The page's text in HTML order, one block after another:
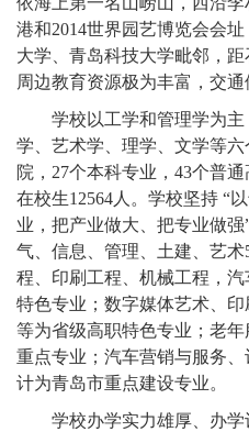
港和2014世界园艺博览会会
大学、青岛科技大学毗邻，距
周边教育资源极为丰富，交通
学校以工学和管理学为主
学、艺术学、理学、文学等
院，27个本科专业，43个普
在校生12564人。学校坚持 “
业，把产业做大、把专业做
气、信息、管理、土建、艺
程、印刷工程、机械工程，
特色专业；数字媒体艺术、
等为省级高职特色专业；老
重点专业；汽车营销与服务
计为青岛市重点建设专业。
学校办学实力雄厚、办学